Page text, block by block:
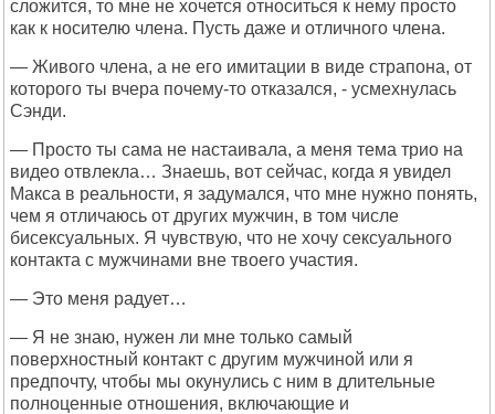
сложится, то мне не хочется относиться к нему просто
как к носителю члена. Пусть даже и отличного члена.
— Живого члена, а не его имитации в виде страпона, от
которого ты вчера почему-то отказался, - усмехнулась
Сэнди.
— Просто ты сама не настаивала, а меня тема трио на
видео отвлекла… Знаешь, вот сейчас, когда я увидел
Макса в реальности, я задумался, что мне нужно понять,
чем я отличаюсь от других мужчин, в том числе
бисексуальных. Я чувствую, что не хочу сексуального
контакта с мужчинами вне твоего участия.
— Это меня радует…
— Я не знаю, нужен ли мне только самый
поверхностный контакт с другим мужчиной или я
предпочту, чтобы мы окунулись с ним в длительные
полноценные отношения, включающие и